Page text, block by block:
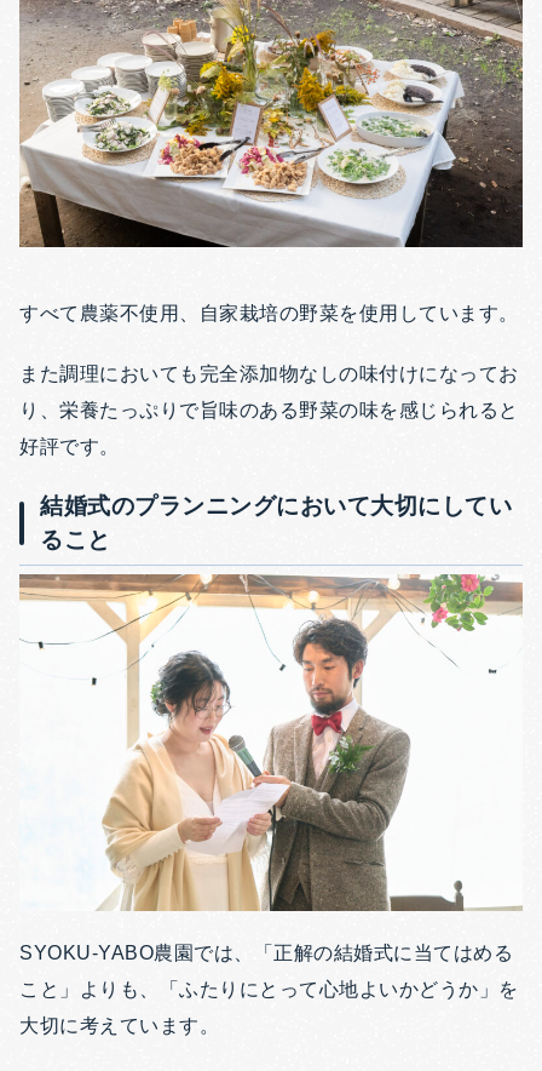
すべて農薬不使用、自家栽培の野菜を使用しています。
また調理においても完全添加物なしの味付けになってお
り、栄養たっぷりで旨味のある野菜の味を感じられると
好評です。
結婚式のプランニングにおいて大切にしてい
ること
SYOKU-YABO農園では、「正解の結婚式に当てはめる
こと」よりも、「ふたりにとって心地よいかどうか」を
大切に考えています。